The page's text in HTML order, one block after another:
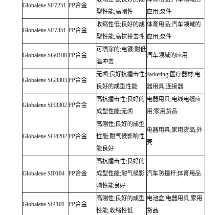
Globalene SF7251 PP合金
型性能;高刚性
应用;泵件
Globalene SF7351 PP合金
收缩性低;良好的成
型性能;高抗撞击性
体育用品;汽车领域的
应用;泵件
Globalene SG0108 PP合金
可喷涂的;电镀;耐低
温冲击
汽车领域的应用
Globalene SG3303 PP合金
无卤;良好抗撞击性;
良好的成型性能
Jacketing;医疗器材;电
器用具;连接器
Globalene SH3302 PP合金
高抗撞击性;良好的
成型性能;无卤
电器用具;电线电缆应
用;家用货品
Globalene SH4202 PP合金
高刚性;良好的成型
性能;耐气候影响性
能良好
电器用具;家用货品;外
壳
Globalene SI0104 PP合金
高抗撞击性;良好的
成型性能;耐气候影
响性能良好
汽车防撞杆;体育用品
Globalene SI4101 PP合金
高刚性;良好的成型
性能;收缩性低
电池盒;电器用具;家用
货品